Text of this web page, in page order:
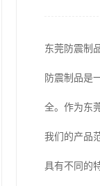
东莞防震制
防震制品是
全。作为东
我们的产品
具有不同的